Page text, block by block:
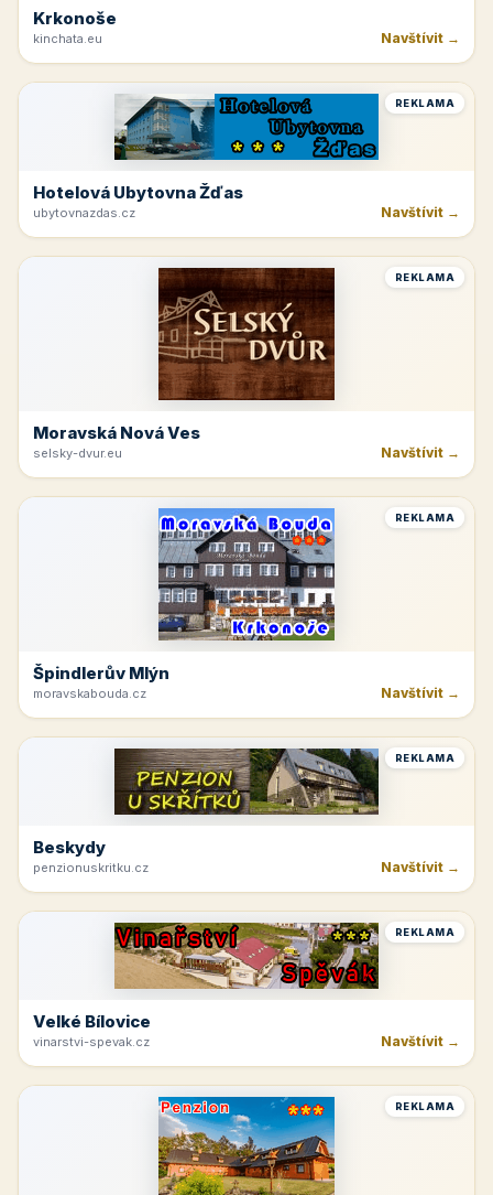
Krkonoše
kinchata.eu Navštívit →
REKLAMA
Hotelová Ubytovna Žďas
ubytovnazdas.cz Navštívit →
REKLAMA
Moravská Nová Ves
selsky-dvur.eu Navštívit →
REKLAMA
Špindlerův Mlýn
moravskabouda.cz Navštívit →
REKLAMA
Beskydy
penzionuskritku.cz Navštívit →
REKLAMA
Velké Bílovice
vinarstvi-spevak.cz Navštívit →
REKLAMA